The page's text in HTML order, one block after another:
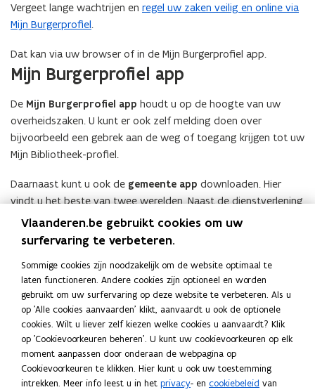
Vergeet lange wachtrijen en regel uw zaken veilig en online via
Mijn Burgerprofiel.
Dat kan via uw browser of in de Mijn Burgerprofiel app.
Mijn Burgerprofiel app
De Mijn Burgerprofiel app houdt u op de hoogte van uw
overheidszaken. U kunt er ook zelf melding doen over
bijvoorbeeld een gebrek aan de weg of toegang krijgen tot uw
Mijn Bibliotheek-profiel.
Daarnaast kunt u ook de gemeente app downloaden. Hier
vindt u het beste van twee werelden. Naast de dienstverlening
uit de Mijn Burgerprofiel app kunt u er bijvoorbeeld ook lokaal
nieuws volgen, afspraken maken en doorklikken naar een
webshop van uw gemeente/stad.
Het tot stand komen van dit aanbod werd ondersteund door
het relanceplanVlaamse Veerkrachten mee gefinancierd door
de Europese Unie.
Vlaanderen.be gebruikt cookies om uw
surfervaring te verbeteren.
Sommige cookies zijn noodzakelijk om de website optimaal te
laten functioneren. Andere cookies zijn optioneel en worden
gebruikt om uw surfervaring op deze website te verbeteren. Als u
op 'Alle cookies aanvaarden' klikt, aanvaardt u ook de optionele
cookies. Wilt u liever zelf kiezen welke cookies u aanvaardt? Klik
op 'Cookievoorkeuren beheren'. U kunt uw cookievoorkeuren op elk
moment aanpassen door onderaan de webpagina op
Cookievoorkeuren te klikken. Hier kunt u ook uw toestemming
intrekken. Meer info leest u in het privacy- en cookiebeleid van